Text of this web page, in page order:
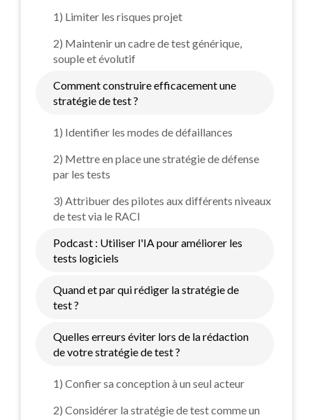
1) Limiter les risques projet
2) Maintenir un cadre de test générique,
souple et évolutif
Comment construire efficacement une
stratégie de test ?
1) Identifier les modes de défaillances
2) Mettre en place une stratégie de défense
par les tests
3) Attribuer des pilotes aux différents niveaux
de test via le RACI
Podcast : Utiliser l'IA pour améliorer les
tests logiciels
Quand et par qui rédiger la stratégie de
test ?
Quelles erreurs éviter lors de la rédaction
de votre stratégie de test ?
1) Confier sa conception à un seul acteur
2) Considérer la stratégie de test comme un